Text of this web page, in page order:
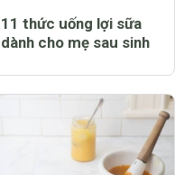
11 thức uống lợi sữa
dành cho mẹ sau sinh